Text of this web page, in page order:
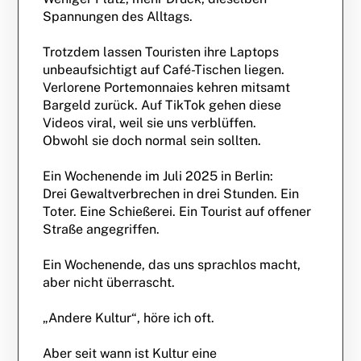
Spannungen des Alltags.
Trotzdem lassen Touristen ihre Laptops
unbeaufsichtigt auf Café-Tischen liegen.
Verlorene Portemonnaies kehren mitsamt
Bargeld zurück. Auf TikTok gehen diese
Videos viral, weil sie uns verblüffen.
Obwohl sie doch normal sein sollten.
Ein Wochenende im Juli 2025 in Berlin:
Drei Gewaltverbrechen in drei Stunden. Ein
Toter. Eine Schießerei. Ein Tourist auf offener
Straße angegriffen.
Ein Wochenende, das uns sprachlos macht,
aber nicht überrascht.
„Andere Kultur“, höre ich oft.
Aber seit wann ist Kultur eine